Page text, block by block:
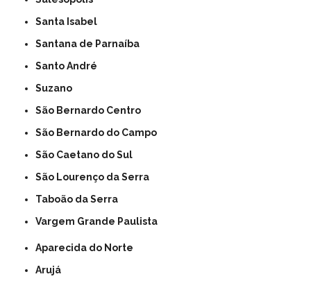
Santa Isabel
Santana de Parnaíba
Santo André
Suzano
São Bernardo Centro
São Bernardo do Campo
São Caetano do Sul
São Lourenço da Serra
Taboão da Serra
Vargem Grande Paulista
Aparecida do Norte
Arujá